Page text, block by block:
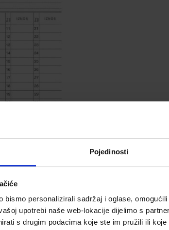
Pojedinosti
bismo personalizirali sadržaj i oglase,
upotrebi naše web-lokacije dijelimo s
s drugim podacima koje ste im pružili ili